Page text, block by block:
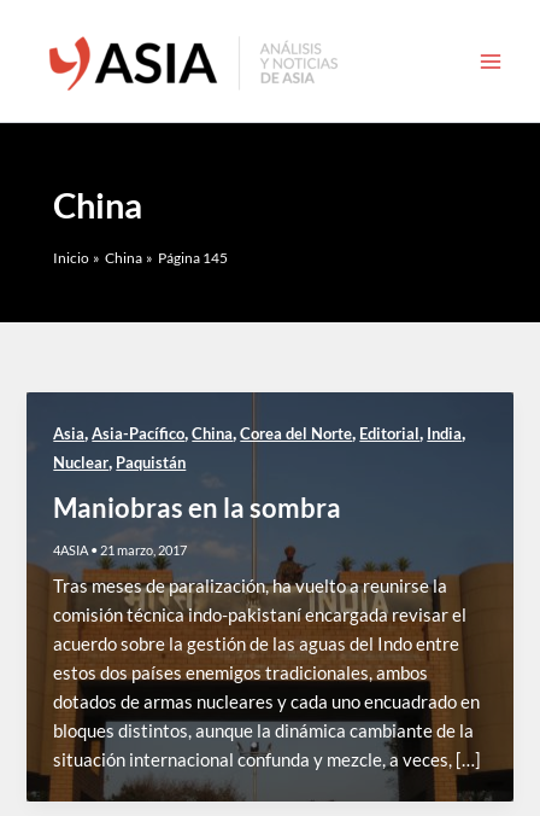
contenido
China
Inicio China Página 145
Asia,Asia-Pacífico,China,Corea del Norte, Editorial, India,
Nuclear, Paquistán
Maniobras en la sombra
4ASIA • 21 marzo, 2017
Tras meses de paralización, ha vuelto a reunirse la
comisión técnica indo-pakistaní encargada revisar el
acuerdo sobre la gestión de las aguas del Indo entre
estos dos países enemigos tradicionales, ambos
dotados de armas nucleares y cada uno encuadrado en
bloques distintos, aunque la dinámica cambiante de la
situación internacional confunda y mezcle, a veces, […]